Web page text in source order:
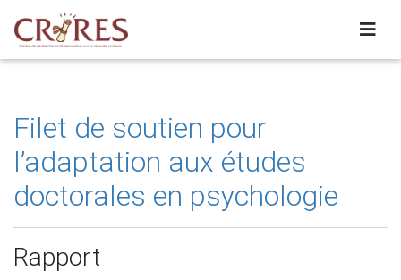
Filet de soutien pour
l’adaptation aux études
doctorales en psychologie
Rapport